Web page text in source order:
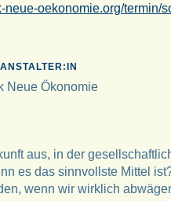
neue-oekonomie.org/termin/
Neue Ökonomie
aus, in der
es das sinnvollste Mittel
wenn wir wirklich